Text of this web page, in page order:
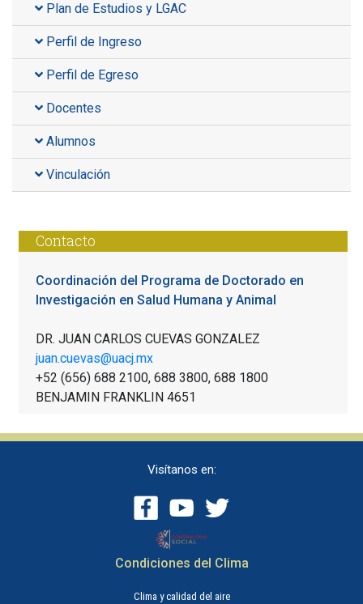
Plan de Estudios y LGAC
Perfil de Ingreso
Perfil de Egreso
Docentes
Alumnos
Vinculación
Contacto
Coordinación del Programa de Doctorado en
Investigación en Salud Humana y Animal
DR. JUAN CARLOS CUEVAS GONZALEZ
juan.cuevas@uacj.mx
+52 (656) 688 2100, 688 3800, 688 1800
BENJAMIN FRANKLIN 4651
Visítanos en:
Condiciones del Clima
Clima y calidad del aire